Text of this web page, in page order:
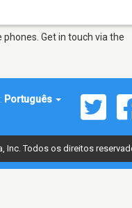
Get in touch via the
Português
Inc. Todos os direitos